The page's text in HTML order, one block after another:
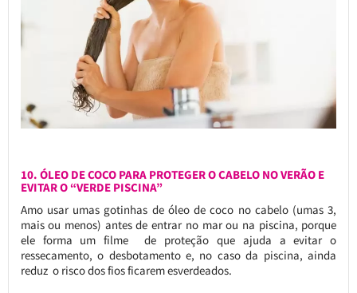
10. ÓLEO DE COCO PARA PROTEGER O CABELO NO VERÃO E
EVITAR O “VERDE PISCINA”
Amo usar umas gotinhas de óleo de coco no cabelo (umas 3,
mais ou menos) antes de entrar no mar ou na piscina, porque
ele forma um filme de proteção que ajuda a evitar o
ressecamento, o desbotamento e, no caso da piscina, ainda
reduz o risco dos fios ficarem esverdeados.